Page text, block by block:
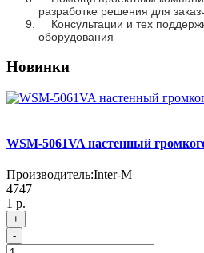
разработке решения для
Консультации и тех
оборудования
Новинки
WSM-5061VA настенный
Производитель:Inter-M
4747
1 р.
+
-